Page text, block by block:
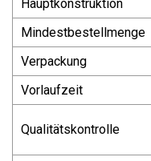
Hauptkonstruktion
Mindestbestellmenge
Verpackung
Vorlaufzeit
Qualitätskontrolle